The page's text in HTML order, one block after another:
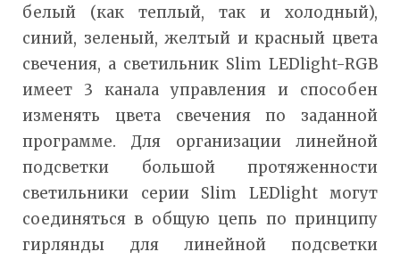
белый (как теплый, так и холодный),
синий, зеленый, желтый и красный цвета
свечения, а светильник Slim LEDlight-RGB
имеет 3 канала управления и способен
изменять цвета свечения по заданной
программе. Для организации линейной
подсветки большой протяженности
светильники серии Slim LEDlight могут
соединяться в общую цепь по принципу
гирлянды для линейной подсветки